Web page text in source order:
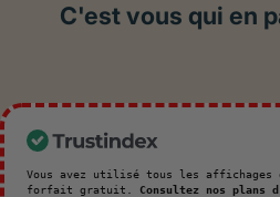
C'est vous qui en
Vous avez utilisé tous les affichages
forfait gratuit. Consultez nos plans